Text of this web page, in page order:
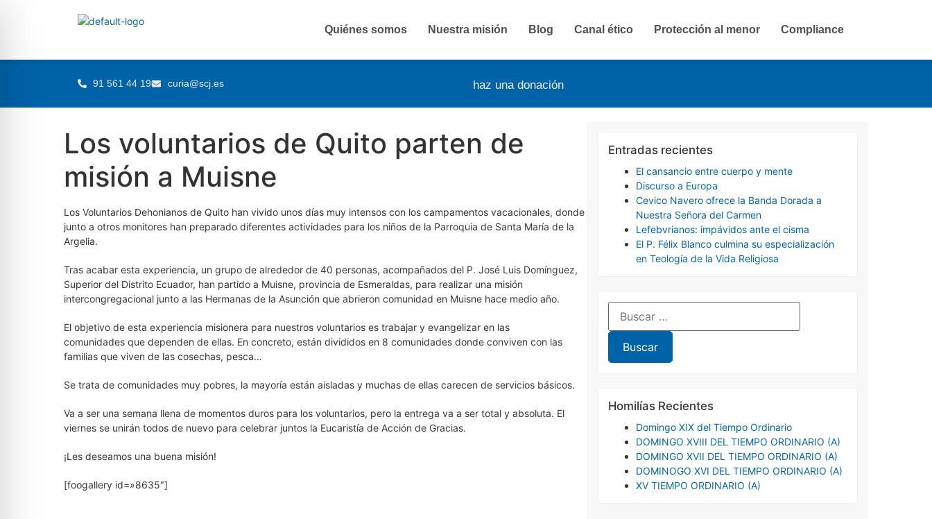
91 561 44 19 curia@scj.es haz una donación
Quiénes somos Nuestra misión Blog Canal ético Protección al menor Compliance
Los voluntarios de Quito parten de
misión a Muisne
Los Voluntarios Dehonianos de Quito han vivido unos días muy intensos con los campamentos vacacionales, donde
junto a otros monitores han preparado diferentes actividades para los niños de la Parroquia de Santa María de la
Argelia.
Tras acabar esta experiencia, un grupo de alrededor de 40 personas, acompañados del P. José Luis Domínguez,
Superior del Distrito Ecuador, han partido a Muisne, provincia de Esmeraldas, para realizar una misión
intercongregacional junto a las Hermanas de la Asunción que abrieron comunidad en Muisne hace medio año.
El objetivo de esta experiencia misionera para nuestros voluntarios es trabajar y evangelizar en las
comunidades que dependen de ellas. En concreto, están divididos en 8 comunidades donde conviven con las
familias que viven de las cosechas, pesca…
Se trata de comunidades muy pobres, la mayoría están aisladas y muchas de ellas carecen de servicios básicos.
Va a ser una semana llena de momentos duros para los voluntarios, pero la entrega va a ser total y absoluta. El
viernes se unirán todos de nuevo para celebrar juntos la Eucaristía de Acción de Gracias.
¡Les deseamos una buena misión!
[foogallery id=»8635″]
Entradas recientes
El cansancio entre cuerpo y mente
Discurso a Europa
Cevico Navero ofrece la Banda Dorada a
Nuestra Señora del Carmen
Lefebvrianos: impávidos ante el cisma
El P. Félix Blanco culmina su especialización
en Teología de la Vida Religiosa
Homilías Recientes
Domingo XIX del Tiempo Ordinario
DOMINGO XVIII DEL TIEMPO ORDINARIO (A)
DOMINGO XVII DEL TIEMPO ORDINARIO (A)
DOMINOGO XVI DEL TIEMPO ORDINARIO (A)
XV TIEMPO ORDINARIO (A)